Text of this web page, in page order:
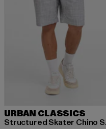
URBAN CLASSICS